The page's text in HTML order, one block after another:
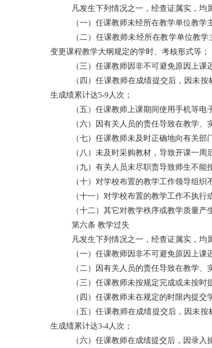
凡发生下列情况之一，经查证属实，均
（一）任课教师未经所在教学单位教
（二）任课教师未经所在教学单位教
变更课程教学大纲规定的学时、考核形式等；
（三）任课教师因非不可避免原因上课
（四）任课教师在成绩提交后，因未
生成绩累计达5-9人次；
（五）任课教师上课期间使用手机等电
（六）因有关人员的责任导致在教学
（七）任课教师未及时正确地向有关
（八）未及时采购教材，导致开课一
（九）有关人员未尽职责导致师生不
（十）对学校布置的教学工作领导组
（十一）对学校布置的教学工作不执
（十二）其它对教学秩序或教学质量产
第六条 教学过失
凡发生下列情况之一，经查证属实，均
（一）任课教师因非不可避免原因上课
（二）因有关人员的责任导致在教学、
（三）任课教师未按规定完成或未按时
（四）任课教师未在规定的时限内提交
（五）任课教师在成绩提交后，因未
生成绩累计达3-4人次；
（六）任课教师在成绩提交后，因录